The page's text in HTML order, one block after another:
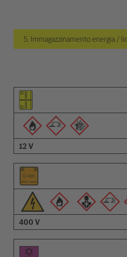
5. Immagazzinamento energia /
Pittogramma dell'elemento
Pittogrammi degli avvisi
Descrizione
12 V
400 V